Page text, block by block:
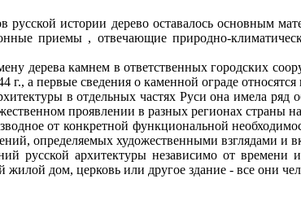
русской истории дерево оставалось основным
приемы , отвечающие природно-
дерева камнем в ответственных городских
г., а первые сведения о каменной ограде
в отдельных частях Руси она имела
проявлении в разных регионах страны
от конкретной функциональной
определяемых художественными взглядами и
русской архитектуры независимо от времени
жилой дом, церковь или другое здание - все они